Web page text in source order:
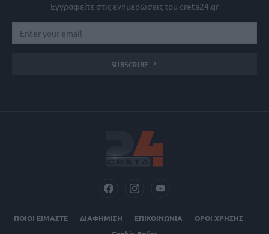
Εγγραφείτε στις ενημερώσεις του creta24.gr
SUBSCRIBE
ΠΟΙΟΙ ΕΙΜΑΣΤΕ ΔΙΑΦΗΜΙΣΗ ΕΠΙΚΟΙΝΩΝΙΑ
ΟΡΟΙ ΧΡΗΣΗΣ